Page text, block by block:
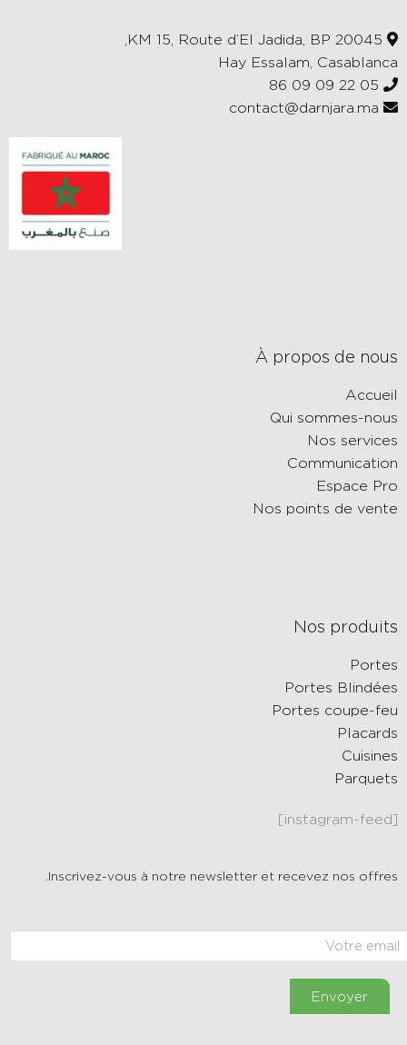
Hay Essalam, Casablanca
À propos de nous
Accueil
Qui sommes-nous
Nos services
Communication
Espace Pro
Nos points de vente
Nos produits
Portes
Portes Blindées
Portes coupe-feu
Placards
Cuisines
Parquets
[instagram-feed]
Inscrivez-vous à notre newsletter et recevez nos offres.
Envoyer